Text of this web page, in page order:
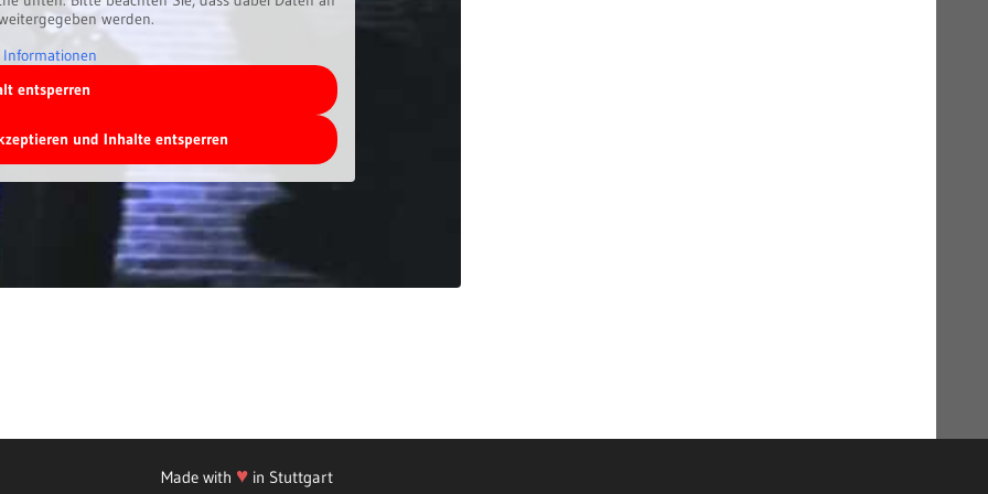
werden.
Informationen
entsperren
und Inhalte entsperren
Made with ♥ in Stuttgart